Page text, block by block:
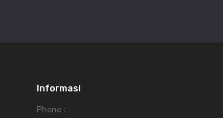
Informasi
Phone :